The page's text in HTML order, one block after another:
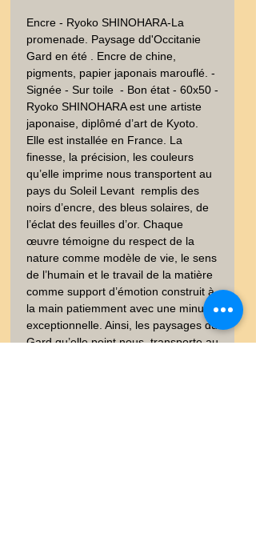
Encre - Ryoko SHINOHARA-La
promenade. Paysage dd'Occitanie
Gard en été . Encre de chine,
pigments, papier japonais marouflé. -
Signée - Sur toile  - Bon état - 60x50 -
Ryoko SHINOHARA est une artiste
japonaise, diplômé d’art de Kyoto.
Elle est installée en France. La
finesse, la précision, les couleurs
qu’elle imprime nous transportent au
pays du Soleil Levant  remplis des
noirs d’encre, des bleus solaires, de
l’éclat des feuilles d’or. Chaque
œuvre témoigne du respect de la
nature comme modèle de vie, le sens
de l’humain et le travail de la matière
comme support d’émotion construit à
la main patiemment avec une minutie
exceptionnelle. Ainsi, les paysages du
Gard qu’elle peint nous  transporte au